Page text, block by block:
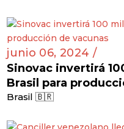
junio 06, 2024 /
Sinovac invertirá
Brasil para
Brasil 🇧🇷